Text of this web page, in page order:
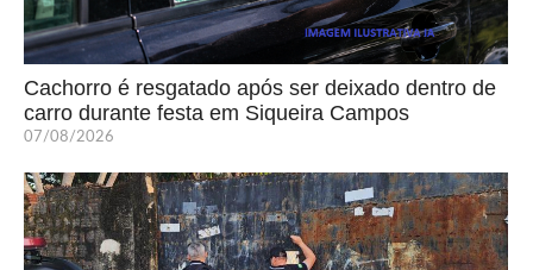
Cachorro é resgatado após ser deixado dentro de
carro durante festa em Siqueira Campos
07/08/2026